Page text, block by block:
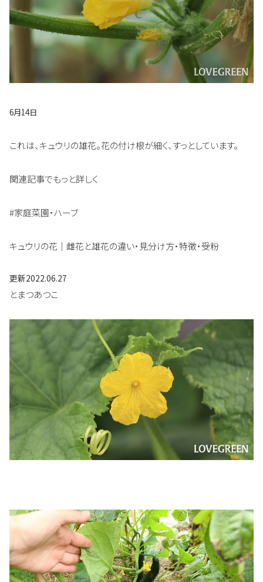
6月14日
これは、キュウリの雄花。花の付け根が細く、すっとしています。
関連記事でもっと詳しく
#家庭菜園・ハーブ
キュウリの花｜雌花と雄花の違い・見分け方・特徴・受粉
更新2022.06.27
とまつあつこ